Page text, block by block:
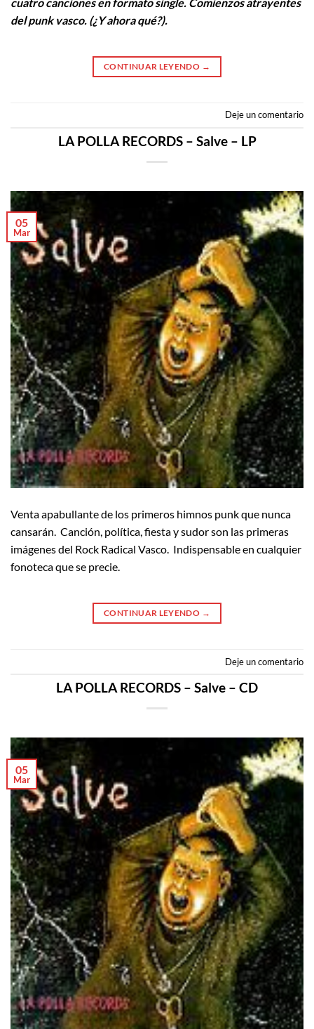
del punk vasco. (¿Y ahora qué?).
CONTINUAR LEYENDO →
Deje un comentario
LA POLLA RECORDS – Salve – LP
05
Mar
Venta apabullante de los primeros himnos punk que nunca
cansarán. Canción, política, fiesta y sudor son las primeras
imágenes del Rock Radical Vasco. Indispensable en cualquier
fonoteca que se precie.
CONTINUAR LEYENDO →
Deje un comentario
LA POLLA RECORDS – Salve – CD
05
Mar